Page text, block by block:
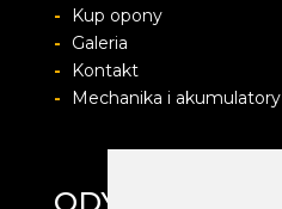
-
Kup opony
-
Galeria
-
Kontakt
-
Mechanika i akumulatory
ODYA SERWIS